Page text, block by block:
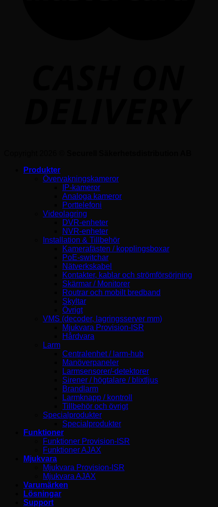
Produkter
Övervakningskameror
IP-kameror
Analoga kameror
Porttelefoni
Videolagring
DVR-enheter
NVR-enheter
Installation & Tillbehör
Kamerafästen / kopplingsboxar
PoE-switchar
Nätverkskabel
Kontakter, kablar och strömförsörjning
Skärmar / Monitorer
Routrar och mobilt bredband
Skyltar
Övrigt
VMS (decoder, lagringsserver mm)
Mjukvara Provision-ISR
Hårdvara
Larm
Centralenhet / larm-hub
Manöverpaneler
Larmsensorer/-detektorer
Sirener / högtalare / blixtljus
Brandlarm
Larmknapp / kontroll
Tillbehör och övrigt
Specialprodukter
Specialprodukter
Funktioner
Funktioner Provision-ISR
Funktioner AJAX
Mjukvara
Mjukvara Provision-ISR
Mjukvara AJAX
Varumärken
Lösningar
Support